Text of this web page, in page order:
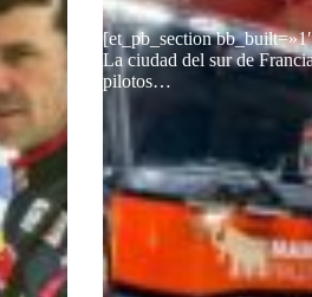
[et_pb_section
La ciudad del sur de
pilotos…